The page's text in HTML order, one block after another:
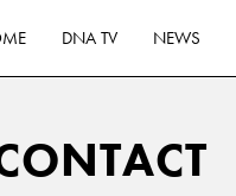
DNA TV NEWS